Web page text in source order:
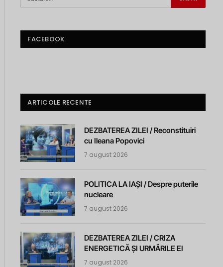
FACEBOOK
ARTICOLE RECENTE
DEZBATEREA ZILEI / Reconstituiri
cu Ileana Popovici
7 august 2026
POLITICA LA IAȘI / Despre puterile
nucleare
7 august 2026
DEZBATEREA ZILEI / CRIZA
ENERGETICĂ ȘI URMĂRILE EI
7 august 2026